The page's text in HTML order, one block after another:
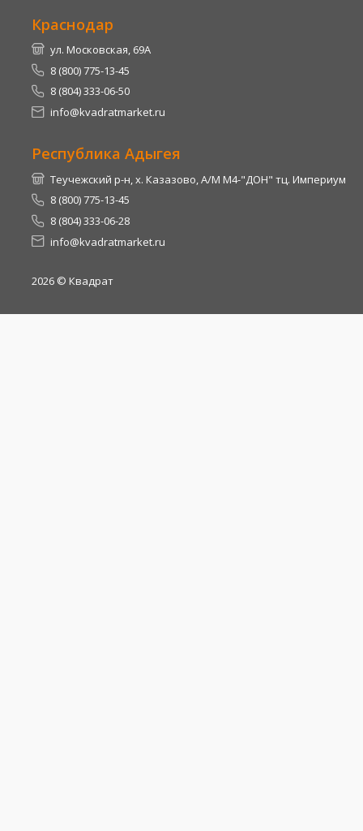
Краснодар
ул. Московская, 69А
8 (800) 775-13-45
8 (804) 333-06-50
info@kvadratmarket.ru
Республика Адыгея
Теучежский р-н, х. Казазово, А/М М4-"ДОН" тц. Империум
8 (800) 775-13-45
8 (804) 333-06-28
info@kvadratmarket.ru
2026 © Квадрат